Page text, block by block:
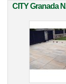
CITY Granada